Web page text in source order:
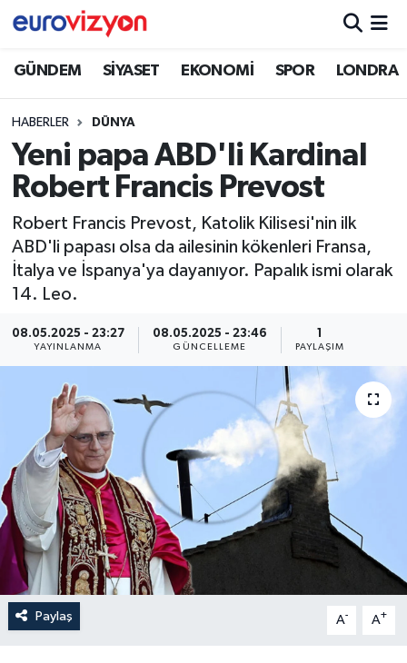
GÜNDEM SİYASET EKONOMİ SPOR LONDRA
HABERLER DÜNYA
Yeni papa ABD'li Kardinal
Robert Francis Prevost
Robert Francis Prevost, Katolik Kilisesi'nin ilk
ABD'li papası olsa da ailesinin kökenleri Fransa,
İtalya ve İspanya'ya dayanıyor. Papalık ismi olarak
14. Leo.
08.05.2025 - 23:27
YAYINLANMA
08.05.2025 - 23:46
GÜNCELLEME
1
PAYLAŞIM
Paylaş A- A+